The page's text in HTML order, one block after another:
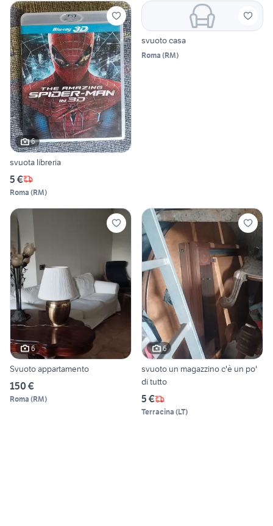
6
svuota libreria
5 €
Roma (RM)
svuoto casa
Roma (RM)
6
Svuoto appartamento
150 €
Roma (RM)
6
svuoto un magazzino c'è un po'
di tutto
5 €
Terracina (LT)